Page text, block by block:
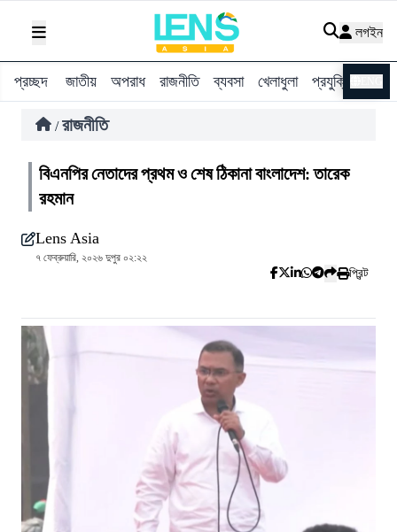
লগইন
প্রচ্ছদ জাতীয় অপরাধ রাজনীতি ব্যবসা খেলাধুলা প্রযুক্তি
/ রাজনীতি
বিএনপির নেতাদের প্রথম ও শেষ ঠিকানা বাংলাদেশ: তারেক
রহমান
Lens Asia
৭ ফেব্রুয়ারি, ২০২৬ দুপুর ০২:২২
প্রিন্ট